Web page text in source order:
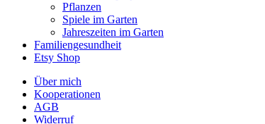
Pflanzen
Spiele im Garten
Jahreszeiten im Garten
Familiengesundheit
Etsy Shop
Über mich
Kooperationen
AGB
Widerruf